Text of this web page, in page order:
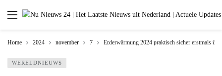
Home 2024 november 7 Erderwärmung 2024 praktisch sicher erstmals
WERELDNIEUWS